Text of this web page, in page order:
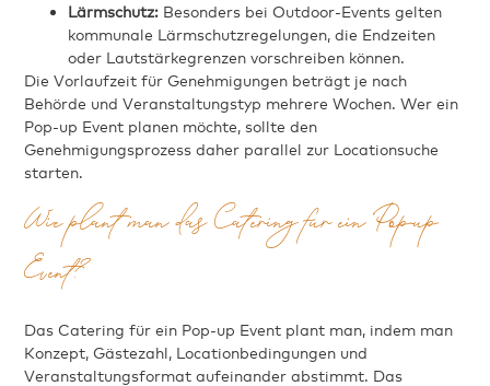
Lärmschutz: Besonders bei Outdoor-Events gelten
kommunale Lärmschutzregelungen, die Endzeiten
oder Lautstärkegrenzen vorschreiben können.
Die Vorlaufzeit für Genehmigungen beträgt je nach
Behörde und Veranstaltungstyp mehrere Wochen. Wer ein
Pop-up Event planen möchte, sollte den
Genehmigungsprozess daher parallel zur Locationsuche
starten.
Wie plant man das Catering für ein Pop-up
Event?
Das Catering für ein Pop-up Event plant man, indem man
Konzept, Gästezahl, Locationbedingungen und
Veranstaltungsformat aufeinander abstimmt. Das